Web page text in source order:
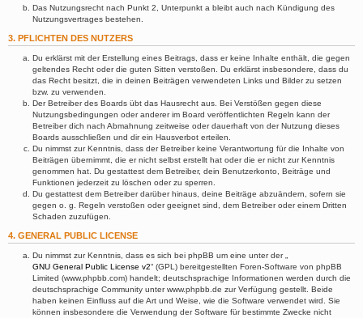
Das Nutzungsrecht nach Punkt 2, Unterpunkt a bleibt auch nach Kündigung des
Nutzungsvertrages bestehen.
3. PFLICHTEN DES NUTZERS
Du erklärst mit der Erstellung eines Beitrags, dass er keine Inhalte enthält, die gegen
geltendes Recht oder die guten Sitten verstoßen. Du erklärst insbesondere, dass du
das Recht besitzt, die in deinen Beiträgen verwendeten Links und Bilder zu setzen
bzw. zu verwenden.
Der Betreiber des Boards übt das Hausrecht aus. Bei Verstößen gegen diese
Nutzungsbedingungen oder anderer im Board veröffentlichten Regeln kann der
Betreiber dich nach Abmahnung zeitweise oder dauerhaft von der Nutzung dieses
Boards ausschließen und dir ein Hausverbot erteilen.
Du nimmst zur Kenntnis, dass der Betreiber keine Verantwortung für die Inhalte von
Beiträgen übernimmt, die er nicht selbst erstellt hat oder die er nicht zur Kenntnis
genommen hat. Du gestattest dem Betreiber, dein Benutzerkonto, Beiträge und
Funktionen jederzeit zu löschen oder zu sperren.
Du gestattest dem Betreiber darüber hinaus, deine Beiträge abzuändern, sofern sie
gegen o. g. Regeln verstoßen oder geeignet sind, dem Betreiber oder einem Dritten
Schaden zuzufügen.
4. GENERAL PUBLIC LICENSE
Du nimmst zur Kenntnis, dass es sich bei phpBB um eine unter der „
GNU General Public License v2“ (GPL) bereitgestellten Foren-Software von phpBB
Limited (www.phpbb.com) handelt; deutschsprachige Informationen werden durch die
deutschsprachige Community unter www.phpbb.de zur Verfügung gestellt. Beide
haben keinen Einfluss auf die Art und Weise, wie die Software verwendet wird. Sie
können insbesondere die Verwendung der Software für bestimmte Zwecke nicht